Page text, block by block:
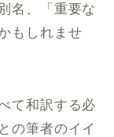
名、「重要な
もしれませ
て和訳する必
の筆者のイイ